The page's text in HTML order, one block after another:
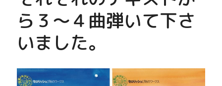
ら３～４曲弾いて下さ
いました。